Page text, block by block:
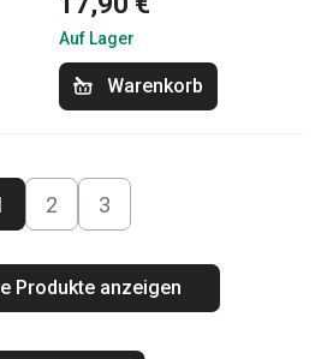
Auf Lager
Warenkorb
2 3
Produkte anzeigen